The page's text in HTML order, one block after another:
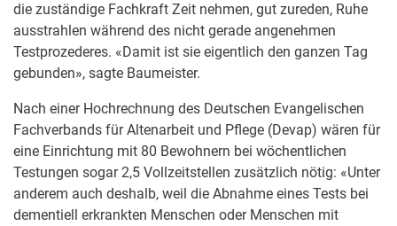
die zuständige Fachkraft Zeit nehmen, gut zureden, Ruhe
ausstrahlen während des nicht gerade angenehmen
Testprozederes. «Damit ist sie eigentlich den ganzen Tag
gebunden», sagte Baumeister.
Nach einer Hochrechnung des Deutschen Evangelischen
Fachverbands für Altenarbeit und Pflege (Devap) wären für
eine Einrichtung mit 80 Bewohnern bei wöchentlichen
Testungen sogar 2,5 Vollzeitstellen zusätzlich nötig: «Unter
anderem auch deshalb, weil die Abnahme eines Tests bei
dementiell erkrankten Menschen oder Menschen mit